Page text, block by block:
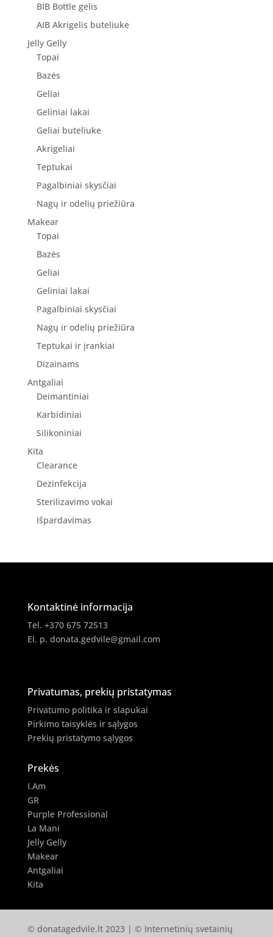
BIB Bottle gelis
AIB Akrigelis buteliuke
Jelly Gelly
Topai
Bazės
Geliai
Geliniai lakai
Geliai buteliuke
Akrigeliai
Teptukai
Pagalbiniai skysčiai
Nagų ir odelių priežiūra
Makear
Topai
Bazės
Geliai
Geliniai lakai
Pagalbiniai skysčiai
Nagų ir odelių priežiūra
Teptukai ir įrankiai
Dizainams
Antgaliai
Deimantiniai
Karbidiniai
Silikoniniai
Kita
Clearance
Dezinfekcija
Sterilizavimo vokai
Išpardavimas
Kontaktinė informacija
Tel. +370 675 72513
El. p. donata.gedvile@gmail.com
Privatumas, prekių pristatymas
Privatumo politika ir slapukai
Pirkimo taisyklės ir sąlygos
Prekių pristatymo sąlygos
Prekės
I.Am
GR
Purple Professional
La Mani
Jelly Gelly
Makear
Antgaliai
Kita
© donatagedvile.lt 2023 | © Internetinių svetainių